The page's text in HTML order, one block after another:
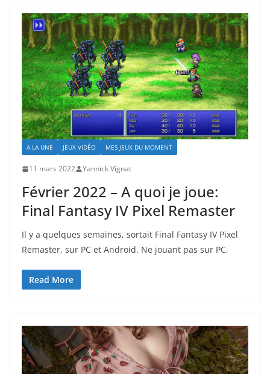
A LA UNE JEUX VIDÉO MES JEUX DU MOMENT
11 mars 2022 Yannick Vignat
Février 2022 – A quoi je joue:
Final Fantasy IV Pixel Remaster
Il y a quelques semaines, sortait Final Fantasy IV Pixel
Remaster, sur PC et Android. Ne jouant pas sur PC,
Read More